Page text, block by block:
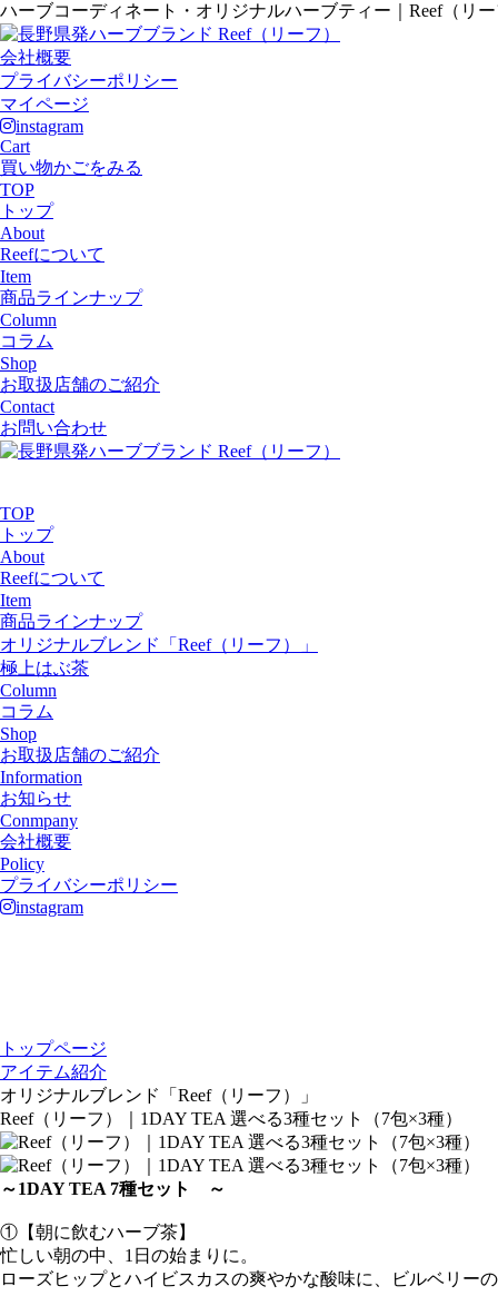
ハーブコーディネート・オリジナルハーブティー｜Reef（リ
会社概要
プライバシーポリシー
マイページ
instagram
Cart
買い物かごをみる
TOP
トップ
About
Reefについて
Item
商品ラインナップ
Column
コラム
Shop
お取扱店舗のご紹介
Contact
お問い合わせ
TOP
トップ
About
Reefについて
Item
商品ラインナップ
オリジナルブレンド「Reef（リーフ）」
極上はぶ茶
Column
コラム
Shop
お取扱店舗のご紹介
Information
お知らせ
Conmpany
会社概要
Policy
プライバシーポリシー
instagram
トップページ
アイテム紹介
オリジナルブレンド「Reef（リーフ）」
Reef（リーフ）｜1DAY TEA 選べる3種セット（7包×3種）
～1DAY TEA 7種セット ～
①【朝に飲むハーブ茶】
忙しい朝の中、1日の始まりに。
ローズヒップとハイビスカスの爽やかな酸味に、ビルベリー